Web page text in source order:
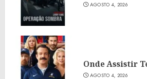
AGOSTO 4, 2026
Onde Assistir
AGOSTO 4, 2026